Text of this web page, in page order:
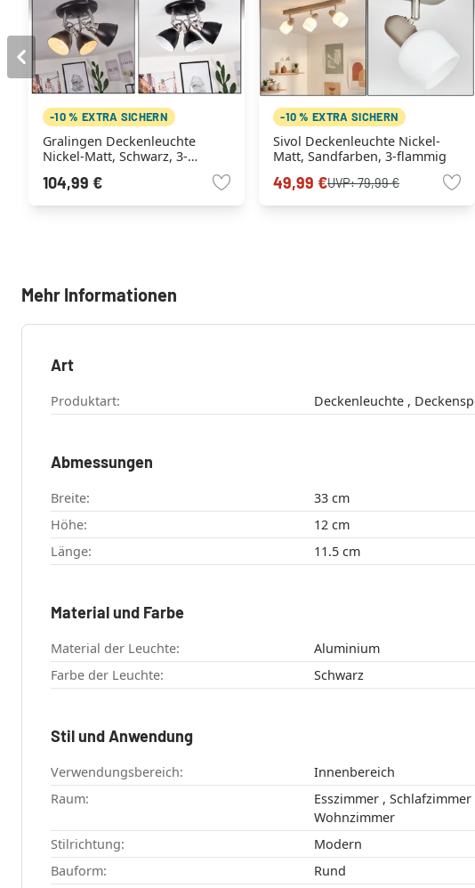
-10 % EXTRA SICHERN
Gralingen Deckenleuchte
Nickel-Matt, Schwarz, 3-
104,99 €
-10 % EXTRA SICHERN
Sivol Deckenleuchte Nickel-
Matt, Sandfarben, 3-flammig
49,99 €UVP:79,99 €
Mehr Informationen
Art
Produktart: Deckenleuchte ,
Abmessungen
Breite:
33 cm
Höhe:
12 cm
Länge:
11.5 cm
Material und Farbe
Material der Leuchte:
Aluminium
Farbe der Leuchte:
Schwarz
Stil und Anwendung
Verwendungsbereich:
Innenbereich
Raum:
Esszimmer , Schlafzimmer ,
Wohnzimmer
Stilrichtung:
Modern
Bauform:
Rund